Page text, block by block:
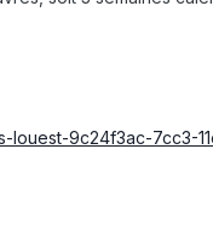
louest-9c24f3ac-7cc3-